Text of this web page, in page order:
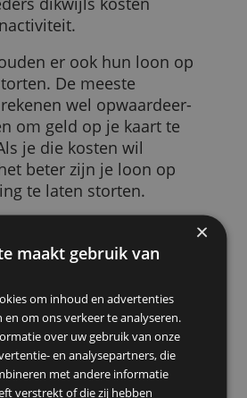
uitgaven. Voor aankopen
Het zou ook
kunnen zijn, een
dat je alleen aanspreekt in
Denk er in dat geval wel
dikwijls kosten
inactiviteit.
zouden er ook hun loon op
storten. De meeste
rekenen wel opwaardeer-
om geld op je kaart te
Als je die kosten wil
het beter zijn je loon op
te laten storten.